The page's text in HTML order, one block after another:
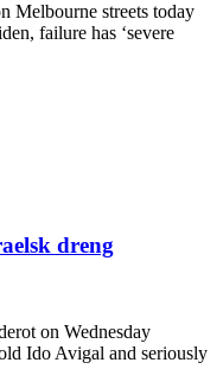
Melbourne streets today
failure has ‘severe
dreng
on Wednesday
Ido Avigal and seriously